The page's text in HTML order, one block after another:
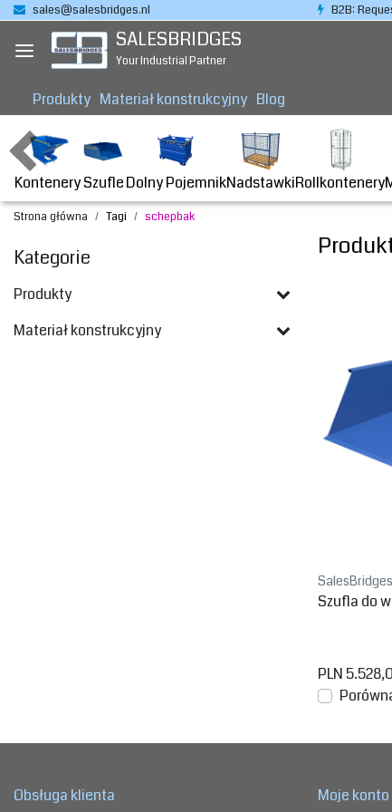
sales@salesbridges.nl B2B:
SALESBRIDGES
Your Industrial Partner
Produkty Materiał konstrukcyjny Blog
KontenerySzufleDolny PojemnikNadstawkiRollkontenery
Strona główna Tagi schepbak
Kategorie
Produkty
Materiał konstrukcyjny
SalesBridges
Szufla do
PLN
Obsługa klienta Moje konto